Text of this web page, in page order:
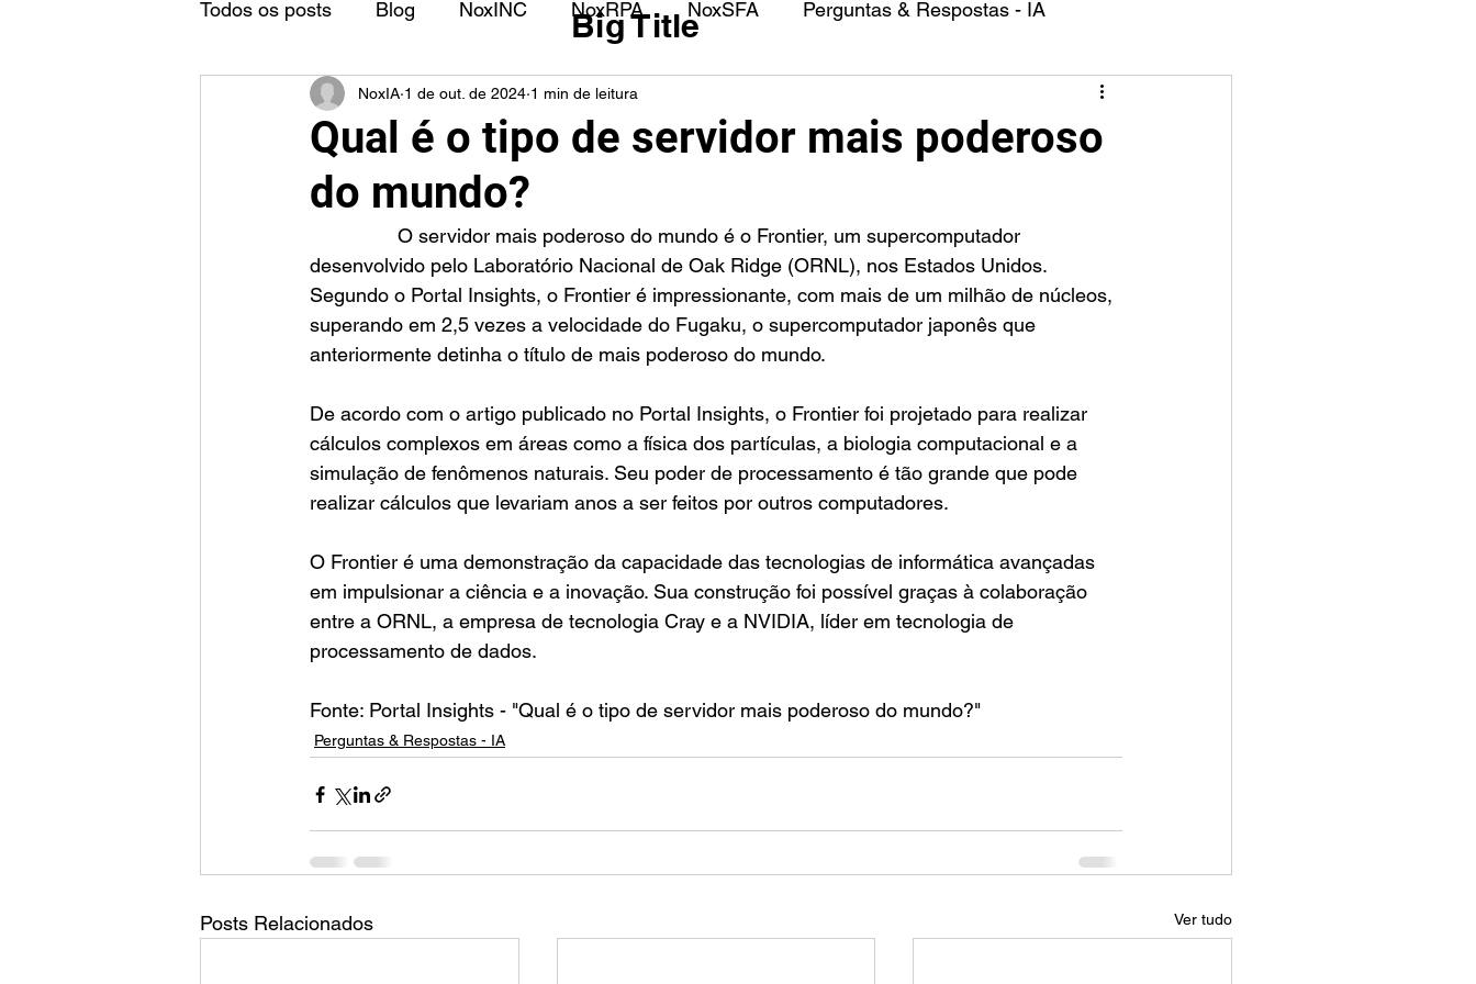
Todos os posts Blog NoxINC NoxRPA NoxSFA Perguntas & Respostas - IA
Qual é o tipo de servidor mais poderoso
do mundo?
NoxIA 1 de out. de 2024 1 min de leitura
desenvolvido pelo Laboratório Nacional de Oak Ridge (ORNL), nos Estados Unidos.
Segundo o Portal Insights, o Frontier é impressionante, com mais de um milhão de núcleos,
superando em 2,5 vezes a velocidade do Fugaku, o supercomputador japonês que
anteriormente detinha o título de mais poderoso do mundo.
De acordo com o artigo publicado no Portal Insights, o Frontier foi projetado para realizar
cálculos complexos em áreas como a física dos partículas, a biologia computacional e a
simulação de fenômenos naturais. Seu poder de processamento é tão grande que pode
realizar cálculos que levariam anos a ser feitos por outros computadores.
O Frontier é uma demonstração da capacidade das tecnologias de informática avançadas
em impulsionar a ciência e a inovação. Sua construção foi possível graças à colaboração
entre a ORNL, a empresa de tecnologia Cray e a NVIDIA, líder em tecnologia de
processamento de dados.
Fonte: Portal Insights - "Qual é o tipo de servidor mais poderoso do mundo?"
Perguntas & Respostas - IA
Posts Relacionados Ver tudo
Big Title